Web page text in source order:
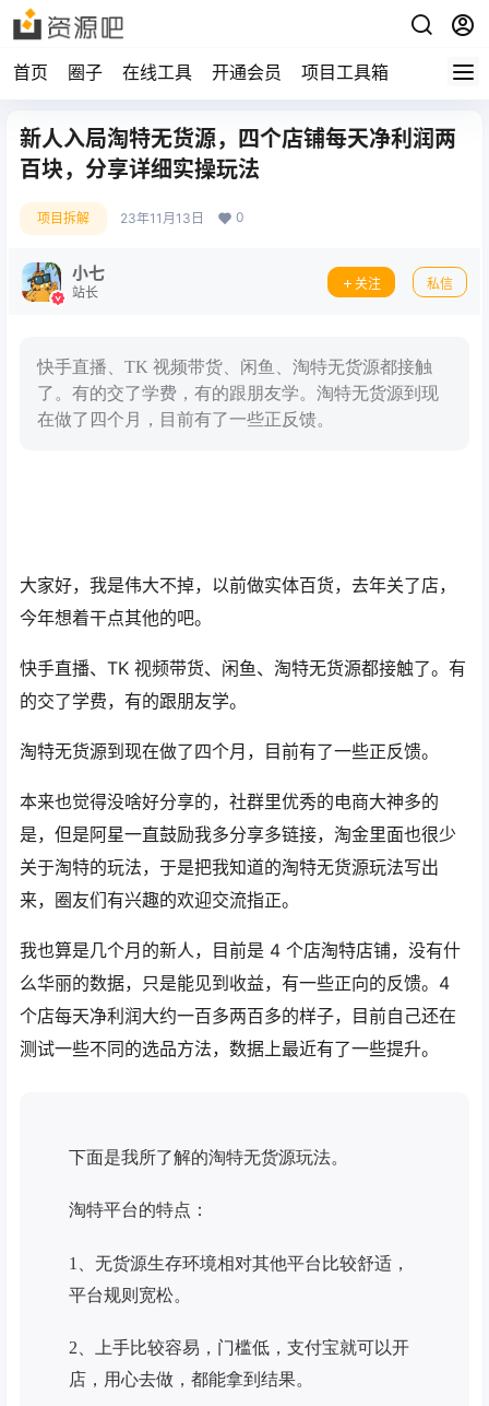
首页 圈子 在线工具 开通会员 项目工具箱
新人入局淘特无货源，四个店铺每天净利润两
百块，分享详细实操玩法
项目拆解 23年11月13日 0
小七
站长
关注 私信
快手直播、TK 视频带货、闲鱼、淘特无货源都接触
了。有的交了学费，有的跟朋友学。淘特无货源到现
在做了四个月，目前有了一些正反馈。
大家好，我是伟大不掉，以前做实体百货，去年关了店，
今年想着干点其他的吧。
快手直播、TK 视频带货、闲鱼、淘特无货源都接触了。有
的交了学费，有的跟朋友学。
淘特无货源到现在做了四个月，目前有了一些正反馈。
本来也觉得没啥好分享的，社群里优秀的电商大神多的
是，但是阿星一直鼓励我多分享多链接，淘金里面也很少
关于淘特的玩法，于是把我知道的淘特无货源玩法写出
来，圈友们有兴趣的欢迎交流指正。
我也算是几个月的新人，目前是 4 个店淘特店铺，没有什
么华丽的数据，只是能见到收益，有一些正向的反馈。4
个店每天净利润大约一百多两百多的样子，目前自己还在
测试一些不同的选品方法，数据上最近有了一些提升。
下面是我所了解的淘特无货源玩法。
淘特平台的特点：
1、无货源生存环境相对其他平台比较舒适，
平台规则宽松。
2、上手比较容易，门槛低，支付宝就可以开
店，用心去做，都能拿到结果。